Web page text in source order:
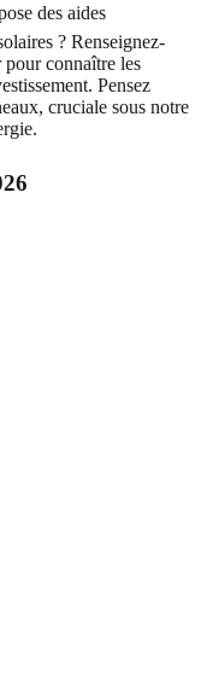
des aides
? Renseignez-
connaître les
Pensez
cruciale sous notre